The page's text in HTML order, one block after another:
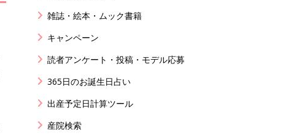
雑誌・絵本・ムック書籍
キャンペーン
読者アンケート・投稿・モデル応募
365日のお誕生日占い
出産予定日計算ツール
産院検索